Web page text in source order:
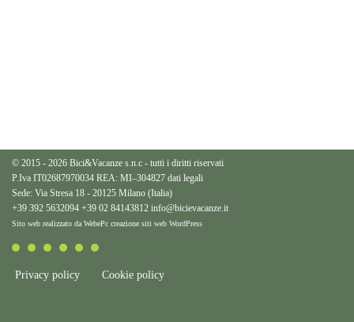
© 2015 - 2026 Bici&Vacanze s.n.c - tutti i diritti riservati
P.Iva IT02687970034 REA: MI–304827 dati legali
Sede: Via Stresa 18 - 20125 Milano (Italia)
+39 392 5632094 +39 02 84143812 info@bicievacanze.it
Sito web realizzato da WebePc creazione siti web WordPress
Privacy policy Cookie policy